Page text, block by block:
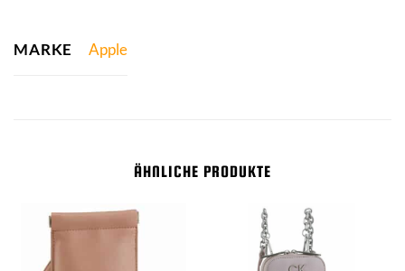
MARKE Apple
ÄHNLICHE PRODUKTE